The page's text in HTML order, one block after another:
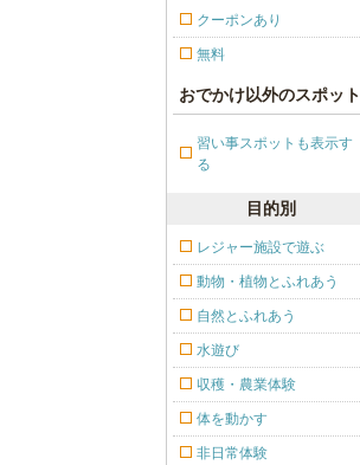
クーポンあり
無料
おでかけ以外のスポット
習い事スポットも表示す
る
目的別
レジャー施設で遊ぶ
動物・植物とふれあう
自然とふれあう
水遊び
収穫・農業体験
体を動かす
非日常体験